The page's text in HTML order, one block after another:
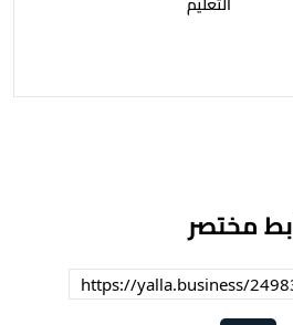
مختصر